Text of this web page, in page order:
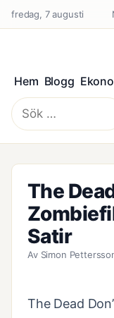
fredag, 7 augusti
Hem Blogg
Sök
efter:
The
Satir
Av Simon
The Dead